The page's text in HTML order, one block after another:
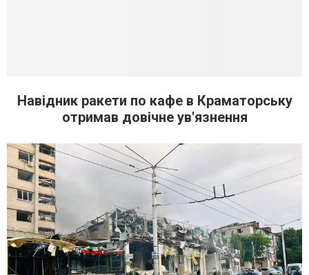
Навідник ракети по кафе в Краматорську
отримав довічне ув'язнення